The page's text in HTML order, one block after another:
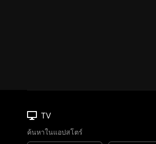
TV
ค้นหาในแอปสโตร์